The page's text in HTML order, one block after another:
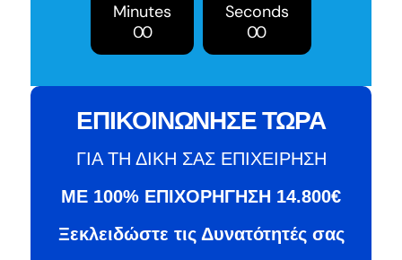
00
Minutes
00
Seconds
ΕΠΙΚΟΙΝΩΝΗΣΕ ΤΩΡΑ
ΓΙΑ ΤΗ ΔΙΚΗ ΣΑΣ ΕΠΙΧΕΙΡΗΣΗ
ΜΕ 100% ΕΠΙΧΟΡΗΓΗΣΗ 14.800€
Ξεκλειδώστε τις Δυνατότητές σας